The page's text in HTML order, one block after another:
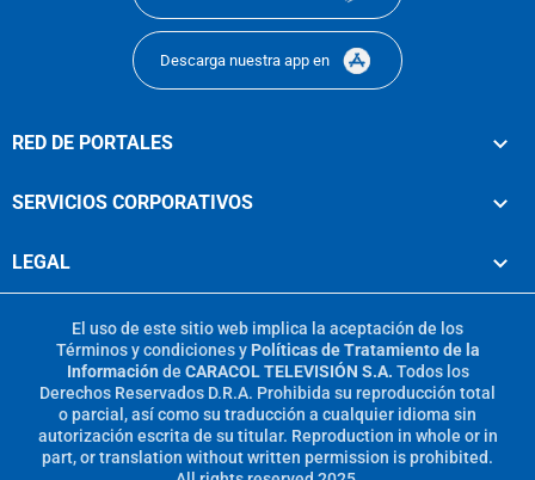
Descarga nuestra app en
RED DE PORTALES
SERVICIOS CORPORATIVOS
LEGAL
El uso de este sitio web implica la aceptación de los
Términos y condicionesy Políticas de Tratamiento de la
Información de CARACOL TELEVISIÓN S.A. Todos los
Derechos Reservados D.R.A. Prohibida su reproducción total
o parcial, así como su traducción a cualquier idioma sin
autorización escrita de su titular. Reproduction in whole or in
part, or translation without written permission is prohibited.